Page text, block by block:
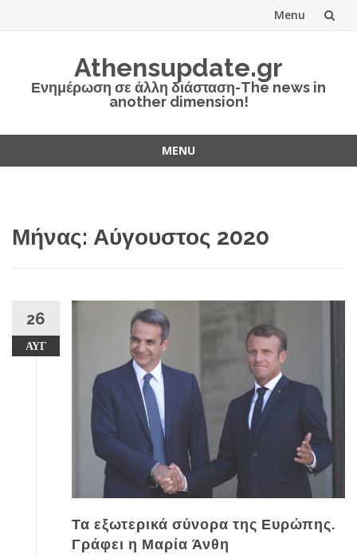
Menu
Athensupdate.gr
Ενημέρωση σε άλλη διάσταση-The news in
another dimension!
MENU
Μήνας: Αύγουστος 2020
26
ΑΥΓ
Τα εξωτερικά σύνορα της Ευρώπης.
Γράφει η Μαρία Άνθη